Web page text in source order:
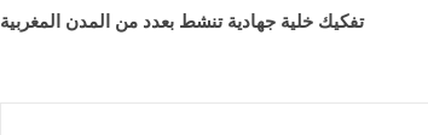
تفكيك خلية جهادية تنشط بعدد من المدن المغربية